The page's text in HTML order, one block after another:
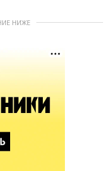
НИЖЕ